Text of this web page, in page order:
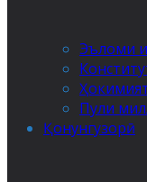
Эъломи
Пули
Қонунгузорӣ